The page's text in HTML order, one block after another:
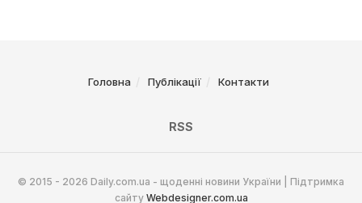
Головна Публікації Контакти
RSS
© 2015 - 2026 Daily.com.ua - щоденні новини України | Підтримка
сайту Webdesigner.com.ua